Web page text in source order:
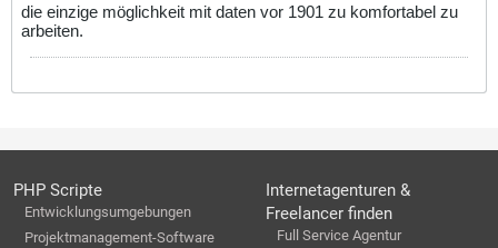
die einzige möglichkeit mit daten vor 1901 zu komfortabel zu
arbeiten.
PHP Scripte
Entwicklungsumgebungen
Projektmanagement-Software
Internetagenturen &
Freelancer finden
Full Service Agentur